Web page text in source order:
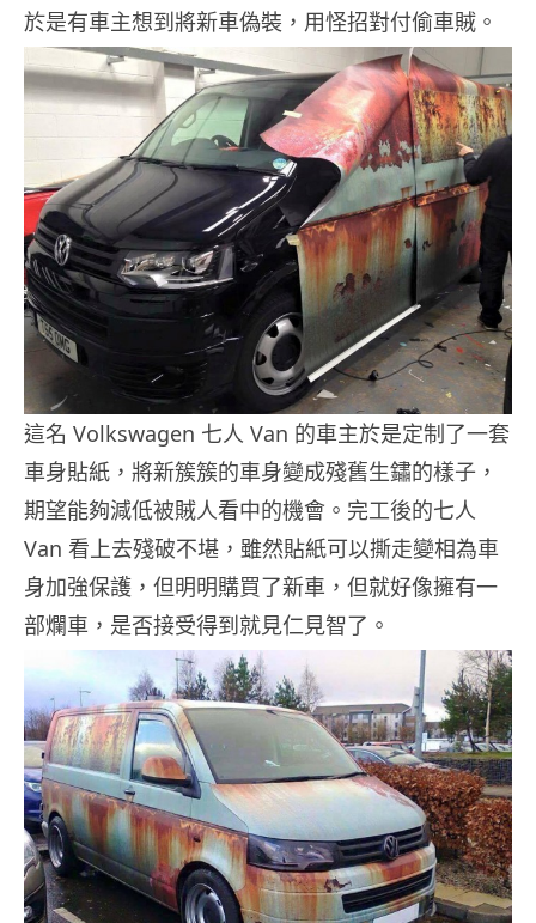
於是有車主想到將新車偽裝，用怪招對付偷車賊。
這名 Volkswagen 七人 Van 的車主於是定制了一套
車身貼紙，將新簇簇的車身變成殘舊生鏽的樣子，
期望能夠減低被賊人看中的機會。完工後的七人
Van 看上去殘破不堪，雖然貼紙可以撕走變相為車
身加強保護，但明明購買了新車，但就好像擁有一
部爛車，是否接受得到就見仁見智了。